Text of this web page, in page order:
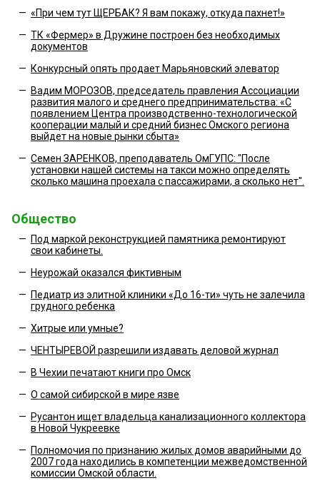
— «При чем тут ЩЕРБАК? Я вам покажу, откуда пахнет!»
— ТК «Фермер» в Дружине построен без необходимых
документов
— Конкурсный опять продает Марьяновский элеватор
— Вадим МОРОЗОВ, председатель правления Ассоциации
развития малого и среднего предпринимательства: «С
появлением Центра производственно-технологической
кооперации малый и средний бизнес Омского региона
выйдет на новые рынки сбыта»
— Семен ЗАРЕНКОВ, преподаватель ОмГУПС: "После
установки нашей системы на такси можно определять
сколько машина проехала с пассажирами, а сколько нет".
Общество
— Под маркой реконструкцией памятника ремонтируют
свои кабинеты.
— Неурожай оказался фиктивным
— Педиатр из элитной клиники «До 16-ти» чуть не залечила
грудного ребенка
— Хитрые или умные?
— ЧЕНТЫРЕВОЙ разрешили издавать деловой журнал
— В Чехии печатают книги про Омск
— О самой сибирской в мире язве
— Русантон ищет владельца канализационного коллектора
в Новой Чукреевке
— Полномочия по признанию жилых домов аварийными до
2007 года находились в компетенции межведомственной
комиссии Омской области.